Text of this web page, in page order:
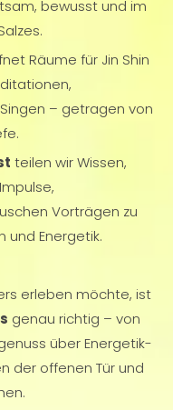
bewusst und im
Räume für Jin Shin
– getragen von
teilen wir Wissen,
Vorträgen zu
und Energetik.
erleben möchte, ist
genau richtig – von
über Energetik-
der offenen Tür und